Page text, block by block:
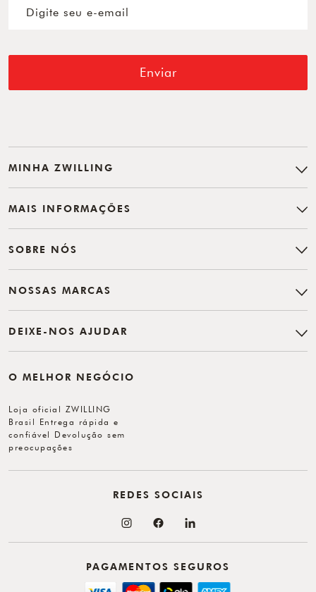
Enviar
MINHA ZWILLING
MAIS INFORMAÇÕES
SOBRE NÓS
NOSSAS MARCAS
DEIXE-NOS AJUDAR
O MELHOR NEGÓCIO
Loja oficial ZWILLING
Brasil Entrega rápida e
confiável Devolução sem
preocupações
PAGAMENTOS SEGUROS
REDES SOCIAIS